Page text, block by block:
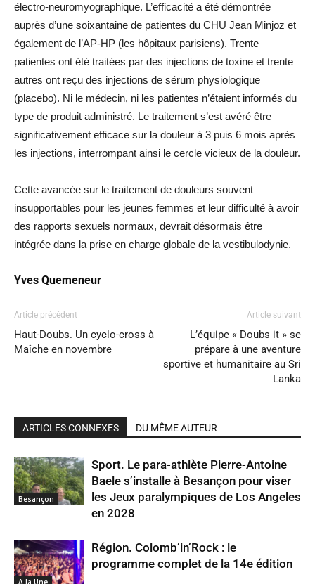
électro-neuromyographique. L’efficacité a été démontrée
auprès d’une soixantaine de patientes du CHU Jean Minjoz et
également de l’AP-HP (les hôpitaux parisiens). Trente
patientes ont été traitées par des injections de toxine et trente
autres ont reçu des injections de sérum physiologique
(placebo). Ni le médecin, ni les patientes n’étaient informés du
type de produit administré. Le traitement s’est avéré être
significativement efficace sur la douleur à 3 puis 6 mois après
les injections, interrompant ainsi le cercle vicieux de la douleur.
Cette avancée sur le traitement de douleurs souvent
insupportables pour les jeunes femmes et leur difficulté à avoir
des rapports sexuels normaux, devrait désormais être
intégrée dans la prise en charge globale de la vestibulodynie.
Yves Quemeneur
Article précédent
Haut-Doubs. Un cyclo-cross à
Maîche en novembre
Article suivant
L’équipe « Doubs it » se
prépare à une aventure
sportive et humanitaire au Sri
Lanka
ARTICLES CONNEXES DU MÊME AUTEUR
Besançon
Sport. Le para-athlète Pierre-Antoine
Baele s’installe à Besançon pour viser
les Jeux paralympiques de Los Angeles
en 2028
A la Une
Région. Colomb’in’Rock : le
programme complet de la 14e édition